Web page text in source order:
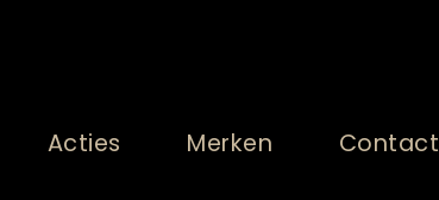
Acties Merken Contact